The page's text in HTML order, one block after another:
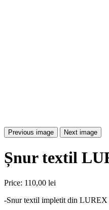
Previous image Next image
Șnur textil
Price: 110,00 lei
-Snur textil impletit din LUREX